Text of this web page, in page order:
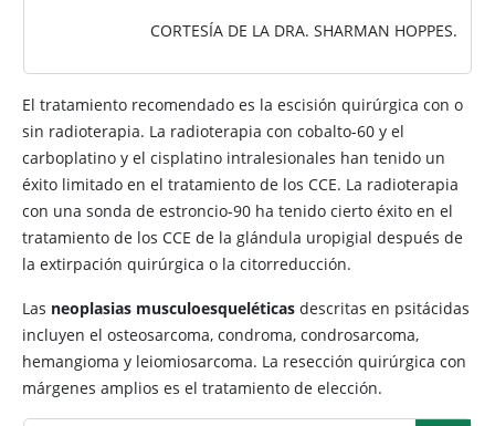
CORTESÍA DE LA DRA. SHARMAN HOPPES.
El tratamiento recomendado es la escisión quirúrgica con o
sin radioterapia. La radioterapia con cobalto-60 y el
carboplatino y el cisplatino intralesionales han tenido un
éxito limitado en el tratamiento de los CCE. La radioterapia
con una sonda de estroncio-90 ha tenido cierto éxito en el
tratamiento de los CCE de la glándula uropigial después de
la extirpación quirúrgica o la citorreducción.
Las neoplasias musculoesqueléticas descritas en psitácidas
incluyen el osteosarcoma, condroma, condrosarcoma,
hemangioma y leiomiosarcoma. La resección quirúrgica con
márgenes amplios es el tratamiento de elección.